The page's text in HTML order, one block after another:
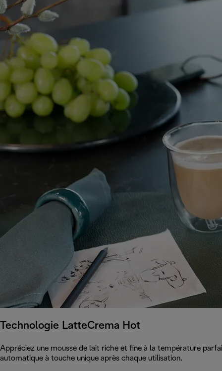
Technologie LatteCrema Hot
Appréciez une mousse de lait riche et fine à la température
automatique à touche unique après chaque utilisation.